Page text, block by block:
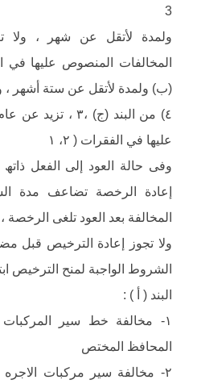
3
ولمدة لأتقل عن شھر ، ولا
(ب) ولمدة لأتقل عن ستة أشھر ،
٤) من البند (ج) ،٣
علیھا في الفقرات ( ٢، ١
وفى حالة العود إلى الفعل
إعادة الرخصة تضاعف مدة
المخالفة بعد العود تلغى الرخصة ،
ولا تجوز إعادة الترخیص قبل
الشروط الواجبة لمنح الترخیص
البند ( أ ) :
١- مخالفة خط سیر المركبات
المحافظ المختص
٢- مخالفة سیر مركبات